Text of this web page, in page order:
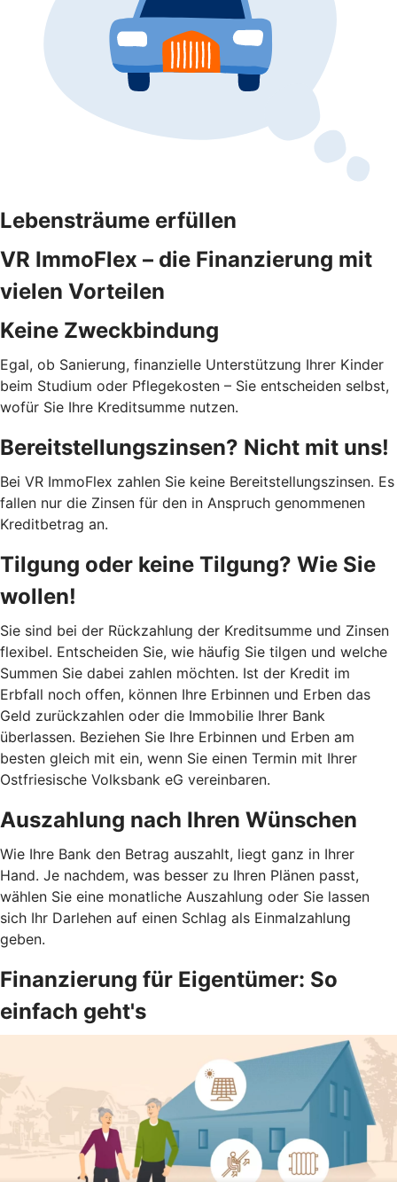
Lebensträume erfüllen
VR ImmoFlex – die Finanzierung mit
vielen Vorteilen
Keine Zweckbindung
Egal, ob Sanierung, finanzielle Unterstützung Ihrer Kinder
beim Studium oder Pflegekosten – Sie entscheiden selbst,
wofür Sie Ihre Kreditsumme nutzen.
Bereitstellungszinsen? Nicht mit uns!
Bei VR ImmoFlex zahlen Sie keine Bereitstellungszinsen. Es
fallen nur die Zinsen für den in Anspruch genommenen
Kreditbetrag an.
Tilgung oder keine Tilgung? Wie Sie
wollen!
Sie sind bei der Rückzahlung der Kreditsumme und Zinsen
flexibel. Entscheiden Sie, wie häufig Sie tilgen und welche
Summen Sie dabei zahlen möchten. Ist der Kredit im
Erbfall noch offen, können Ihre Erbinnen und Erben das
Geld zurückzahlen oder die Immobilie Ihrer Bank
überlassen. Beziehen Sie Ihre Erbinnen und Erben am
besten gleich mit ein, wenn Sie einen Termin mit Ihrer
Ostfriesische Volksbank eG vereinbaren.
Auszahlung nach Ihren Wünschen
Wie Ihre Bank den Betrag auszahlt, liegt ganz in Ihrer
Hand. Je nachdem, was besser zu Ihren Plänen passt,
wählen Sie eine monatliche Auszahlung oder Sie lassen
sich Ihr Darlehen auf einen Schlag als Einmalzahlung
geben.
Finanzierung für Eigentümer: So
einfach geht's